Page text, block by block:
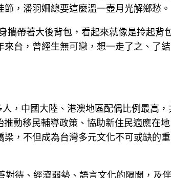
，潘羽姍總要這麼溫一壺月光解鄉愁。
攜帶著大後背包，看起來就像是拎起背
台，曾經生無可戀，想一走了之、了
，中國大陸、港澳地區配偶比例最高
動移民輔導政策、協助新住民適應在
，不但成為台灣多元文化不可或缺的
待、經濟弱勢、語言文化的隔閡，及